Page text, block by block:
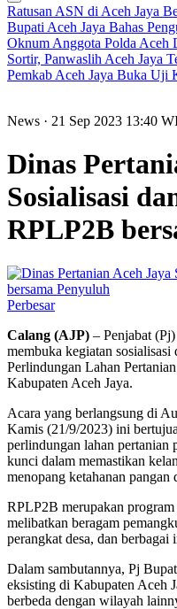
Ratusan ASN di Aceh Jaya
Bupati Aceh Jaya Bahas
Oknum Anggota Polda Aceh
Sortir, Panwaslih Aceh Jaya
Pemkab Aceh Jaya Buka Uji
News · 21 Sep 2023 13:40
Dinas
Sosialisasi
RPLP2B
Perbesar
Calang (AJP) – Penjabat
membuka kegiatan
Perlindungan Lahan
Kabupaten Aceh Jaya.
Acara yang berlangsung di
Kamis (21/9/2023) ini
perlindungan lahan pertanian
kunci dalam memastikan
menopang ketahanan
RPLP2B merupakan
melibatkan beragam
perangkat desa, dan berbagai
Dalam sambutannya, Pj
eksisting di Kabupaten Aceh
berbeda dengan wilayah